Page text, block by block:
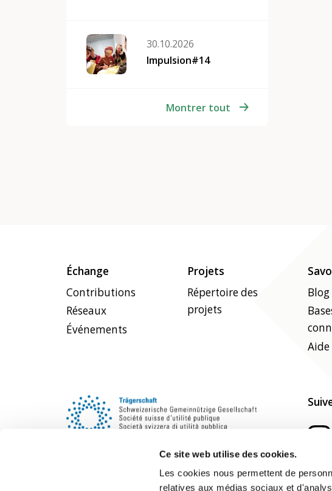
Ce site web utilise des cookies.
Les cookies nous permettent de
relatives aux médias sociaux et
30.10.2026
Impulsion#14
Montrer tout
Échange
Contributions
Réseaux
Événements
Projets
Répertoire des
projets
Blog
Aide